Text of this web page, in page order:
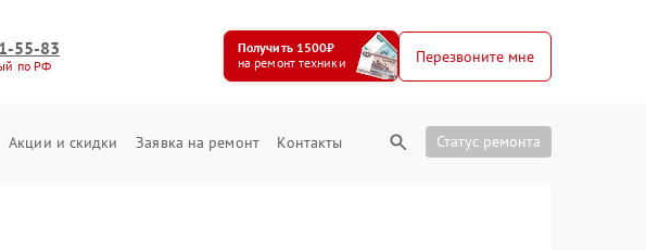
55-83
по РФ
Получить 1500₽
на ремонт техники
Перезвоните мне
Акции и скидки Заявка на ремонт Контакты Статус ремонта